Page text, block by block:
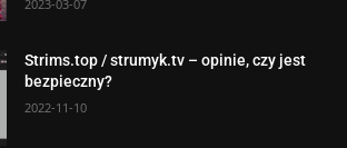
2023-03-07
Strims.top / strumyk.tv – opinie, czy jest
bezpieczny?
2022-11-10